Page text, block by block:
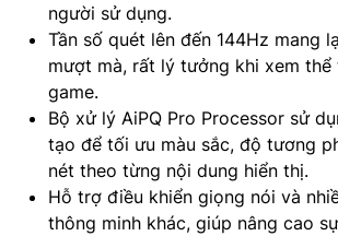
người sử dụng.
Tần số quét lên đến 144Hz mang
mượt mà, rất lý tưởng khi xem thể
game.
Bộ xử lý AiPQ Pro Processor sử
tạo để tối ưu màu sắc, độ tương
nét theo từng nội dung hiển thị.
Hỗ trợ điều khiển giọng nói và
thông minh khác, giúp nâng cao